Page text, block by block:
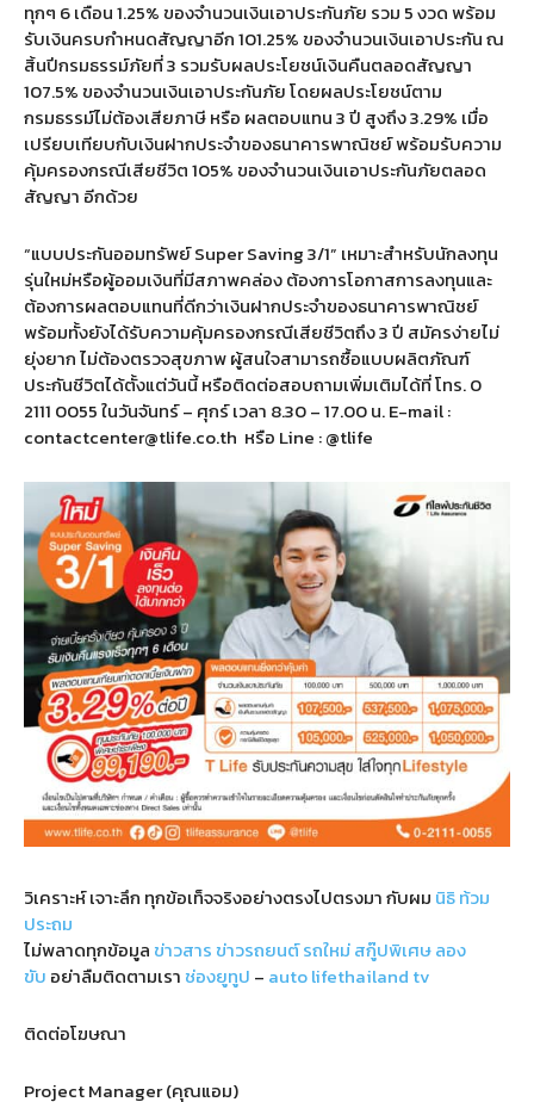
ทุกๆ 6 เดือน 1.25% ของจำนวนเงินเอาประกันภัย รวม 5 งวด พร้อม
รับเงินครบกำหนดสัญญาอีก 101.25% ของจำนวนเงินเอาประกัน ณ
สิ้นปีกรมธรรม์ภัยที่ 3 รวมรับผลประโยชน์เงินคืนตลอดสัญญา
107.5% ของจำนวนเงินเอาประกันภัย โดยผลประโยชน์ตาม
กรมธรรม์ไม่ต้องเสียภาษี หรือ ผลตอบแทน 3 ปี สูงถึง 3.29% เมื่อ
เปรียบเทียบกับเงินฝากประจำของธนาคารพาณิชย์ พร้อมรับความ
คุ้มครองกรณีเสียชีวิต 105% ของจำนวนเงินเอาประกันภัยตลอด
สัญญา อีกด้วย
“แบบประกันออมทรัพย์ Super Saving 3/1” เหมาะสำหรับนักลงทุน
รุ่นใหม่หรือผู้ออมเงินที่มีสภาพคล่อง ต้องการโอกาสการลงทุนและ
ต้องการผลตอบแทนที่ดีกว่าเงินฝากประจำของธนาคารพาณิชย์
พร้อมทั้งยังได้รับความคุ้มครองกรณีเสียชีวิตถึง 3 ปี สมัครง่ายไม่
ยุ่งยาก ไม่ต้องตรวจสุขภาพ ผู้สนใจสามารถซื้อแบบผลิตภัณฑ์
ประกันชีวิตได้ตั้งแต่วันนี้ หรือติดต่อสอบถามเพิ่มเติมได้ที่ โทร. 0
2111 0055 ในวันจันทร์ – ศุกร์ เวลา 8.30 – 17.00 น. E-mail :
contactcenter@tlife.co.th หรือ Line : @tlife
วิเคราะห์ เจาะลึก ทุกข้อเท็จจริงอย่างตรงไปตรงมา กับผม นิธิ ท้วม
ประถม
ไม่พลาดทุกข้อมูล ข่าวสาร ข่าวรถยนต์รถใหม่สกู๊ปพิเศษลอง
ขับ อย่าลืมติดตามเรา ช่องยูทูป – auto lifethailand tv
ติดต่อโฆษณา
Project Manager (คุณแอม)